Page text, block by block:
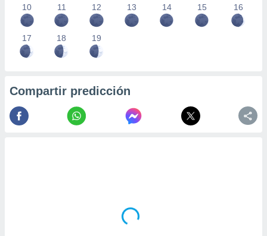
10 11 12 13 14 15 16
17 18 19
Compartir predicción